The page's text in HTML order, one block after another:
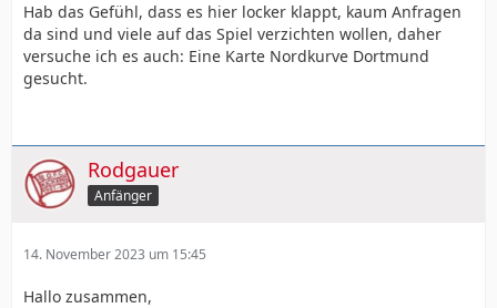
Hab das Gefühl, dass es hier locker klappt, kaum Anfragen
da sind und viele auf das Spiel verzichten wollen, daher
versuche ich es auch: Eine Karte Nordkurve Dortmund
gesucht.
Rodgauer
Anfänger
14. November 2023 um 15:45
Hallo zusammen,